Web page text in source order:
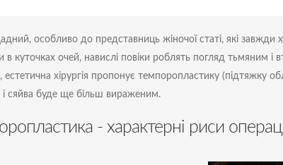
особливо до представниць жіночої статі, які
в куточках очей, навислі повіки роблять погляд тьмяним
естетична хірургія пропонує темпоропластику (підтяжку
і сяйва буде ще більш вираженим.
- характерні риси